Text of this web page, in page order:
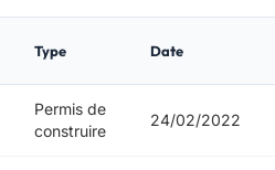
Type Date
Permis de
construire
24/02/2022